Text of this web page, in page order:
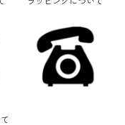
しない